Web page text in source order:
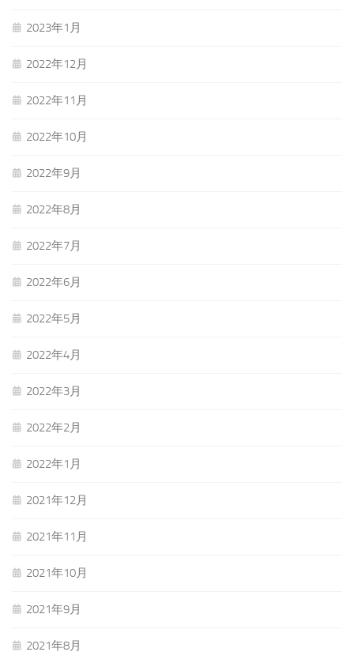
2023年1月
2022年12月
2022年11月
2022年10月
2022年9月
2022年8月
2022年7月
2022年6月
2022年5月
2022年4月
2022年3月
2022年2月
2022年1月
2021年12月
2021年11月
2021年10月
2021年9月
2021年8月